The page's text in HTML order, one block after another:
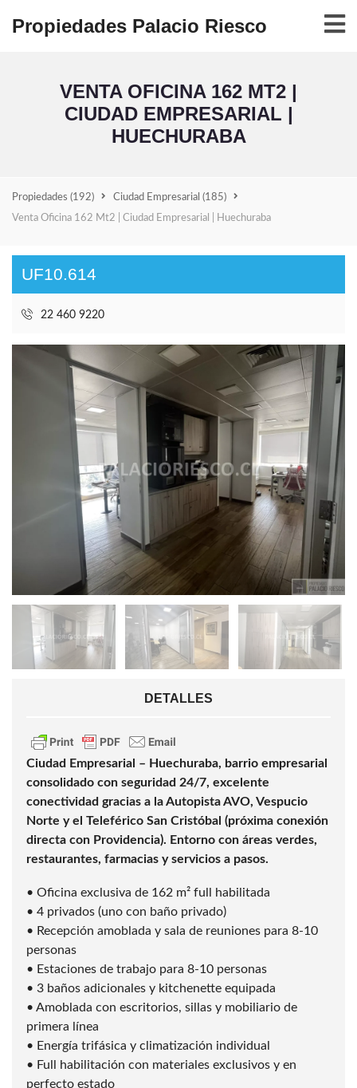
Propiedades Palacio Riesco
VENTA OFICINA 162 MT2 |
CIUDAD EMPRESARIAL |
HUECHURABA
Propiedades (192) Ciudad Empresarial (185)
Venta Oficina 162 Mt2 | Ciudad Empresarial | Huechuraba
UF10.614
22 460 9220
DETALLES
Ciudad Empresarial – Huechuraba, barrio empresarial
consolidado con seguridad 24/7, excelente
conectividad gracias a la Autopista AVO, Vespucio
Norte y el Teleférico San Cristóbal (próxima conexión
directa con Providencia). Entorno con áreas verdes,
restaurantes, farmacias y servicios a pasos.
• Oficina exclusiva de 162 m² full habilitada
• 4 privados (uno con baño privado)
• Recepción amoblada y sala de reuniones para 8-10
personas
• Estaciones de trabajo para 8-10 personas
• 3 baños adicionales y kitchenette equipada
• Amoblada con escritorios, sillas y mobiliario de
primera línea
• Energía trifásica y climatización individual
• Full habilitación con materiales exclusivos y en
perfecto estado